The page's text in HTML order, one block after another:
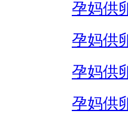
孕妈供
孕妈供
孕妈供
孕妈供